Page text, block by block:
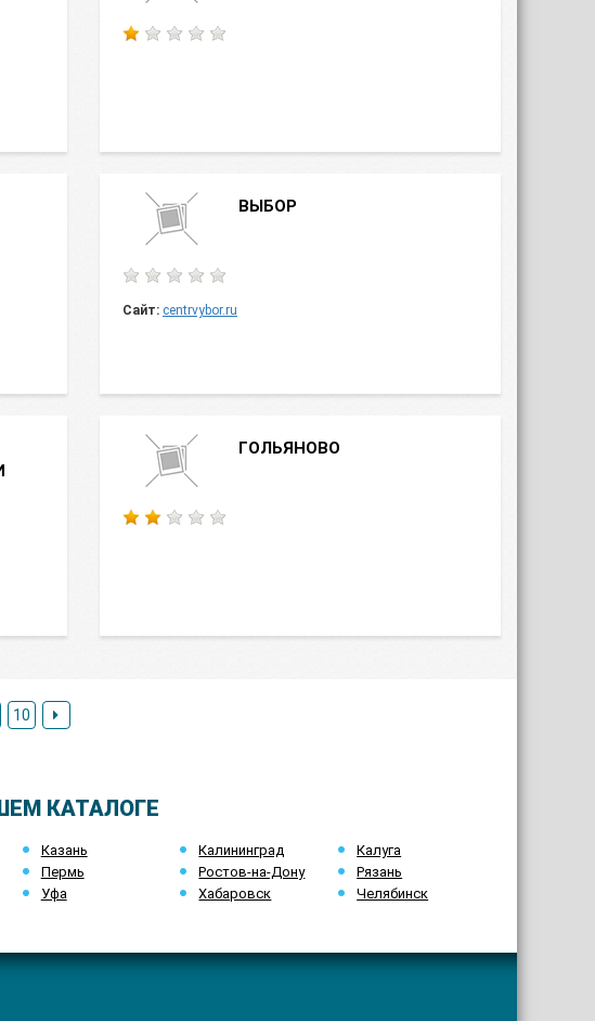
ВЫБОР
Сайт: centrvybor.ru
ГОЛЬЯНОВО
10
КАТАЛОГЕ
Казань Калининград
Калуга
Пермь Ростов-на-Дону
Рязань
Уфа Хабаровск Челябинск